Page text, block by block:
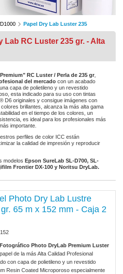
Papel Dry Lab Luster 235
Lab RC Luster 235 gr. - Alta
RC Luster / Perla de 235 gr
del mercado con un acabado
capa de polietileno y un revestido
esta indicado para su uso con tintas
D6 originales y consigue imágenes con
brillantes, alcanza la más alta gama
en el tiempo de los colores, un
es ideal para los profesionales más
importante.
perfiles de color ICC están
la calidad de impresión y reproducir
modelos Epson SureLab SL-D700, SL-
Frontier DX-100 y Noritsu DryLab.
Photo Dry Lab Lustre
65 m x 152 mm - Caja 2
Fotográfico Photo DryLab Premium Luster
, papel de la más Alta Calidad Profesional
con capa de polietileno y un revestido
Resin Coated Microporoso especialmente